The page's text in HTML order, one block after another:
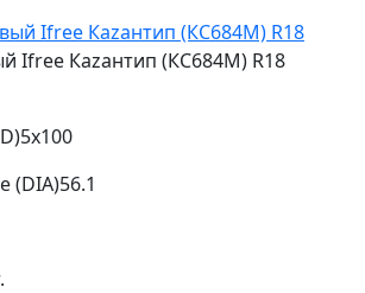
Ifree Каzантип (КС684М) R18
5x100
(DIA)56.1